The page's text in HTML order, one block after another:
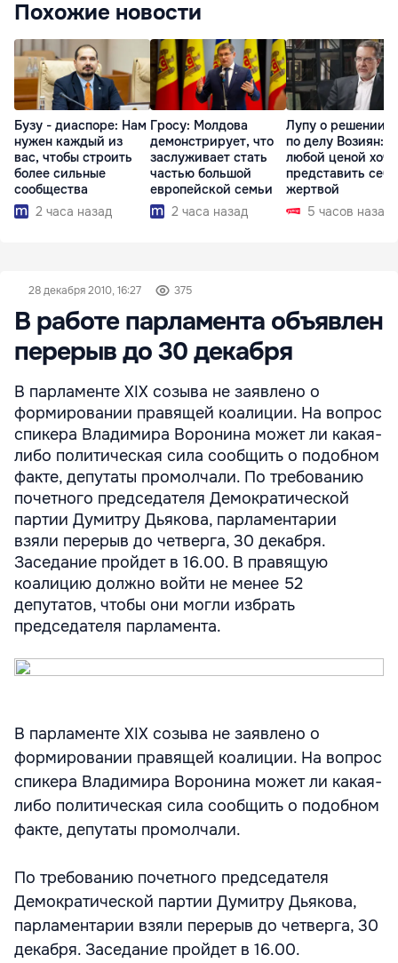
Похожие новости
Бузу - диаспоре: Нам
нужен каждый из
вас, чтобы строить
более сильные
сообщества
2 часа назад
Гросу: Молдова
демонстрирует, что
заслуживает стать
частью большой
европейской семьи
2 часа назад
Лупу о решении
по делу Возиян:
любой ценой
представить себя
жертвой
5 часов назад
28 декабря 2010, 16:27 375
В работе парламента объявлен
перерыв до 30 декабря
В парламенте XIX созыва не заявлено о
формировании правящей коалиции. На вопрос
спикера Владимира Воронина может ли какая-
либо политическая сила сообщить о подобном
факте, депутаты промолчали. По требованию
почетного председателя Демократической
партии Думитру Дьякова, парламентарии
взяли перерыв до четверга, 30 декабря.
Заседание пройдет в 16.00. В правящую
коалицию должно войти не менее 52
депутатов, чтобы они могли избрать
председателя парламента.
В парламенте XIX созыва не заявлено о
формировании правящей коалиции. На вопрос
спикера Владимира Воронина может ли какая-
либо политическая сила сообщить о подобном
факте, депутаты промолчали.
По требованию почетного председателя
Демократической партии Думитру Дьякова,
парламентарии взяли перерыв до четверга, 30
декабря. Заседание пройдет в 16.00.